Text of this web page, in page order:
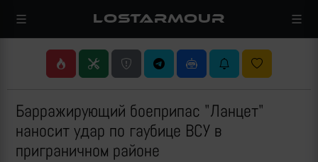
LOSTARMOUR
Барражирующий боеприпас "Ланцет"
наносит удар по гаубице ВСУ в
приграничном районе